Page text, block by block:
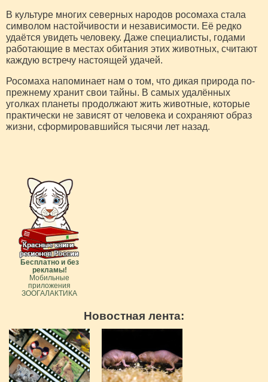
В культуре многих северных народов росомаха стала
символом настойчивости и независимости. Её редко
удаётся увидеть человеку. Даже специалисты, годами
работающие в местах обитания этих животных, считают
каждую встречу настоящей удачей.
Росомаха напоминает нам о том, что дикая природа по-
прежнему хранит свои тайны. В самых удалённых
уголках планеты продолжают жить животные, которые
практически не зависят от человека и сохраняют образ
жизни, сформировавшийся тысячи лет назад.
Бесплатно и без
рекламы!
Мобильные
приложения
ЗООГАЛАКТИКА
Новостная лента: